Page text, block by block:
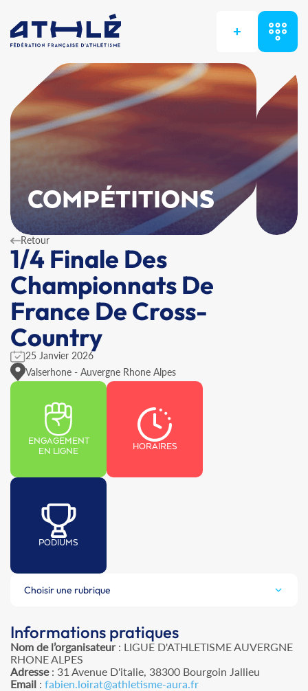
+
COMPÉTITIONS
Retour
1/4 Finale Des
Championnats De
France De Cross-
Country
25 Janvier 2026
Valserhone - Auvergne Rhone Alpes
ENGAGEMENT
EN LIGNE
HORAIRES
PODIUMS
Choisir une rubrique
Informations pratiques
Nom de l’organisateur: LIGUE D'ATHLETISME AUVERGNE
RHONE ALPES
Adresse: 31 Avenue D'italie, 38300 Bourgoin Jallieu
Email : fabien.loirat@athletisme-aura.fr